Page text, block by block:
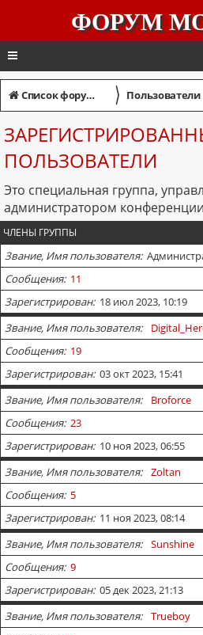
ФОРУМ
Список форумов 〉 Пользователи
ПОЛЬЗОВАТЕЛИ
Это специальная группа,
администратором
ЧЛЕНЫ ГРУППЫ
Звание, Имя пользователя
Сообщения 11
Зарегистрирован 18 июл 2023, 10:19
Звание, Имя пользователя
Сообщения 19
Зарегистрирован 03 окт 2023, 15:41
Звание, Имя пользователя
Broforce
Сообщения 23
Зарегистрирован 10 ноя 2023, 06:55
Звание, Имя пользователя
Zoltan
Сообщения 5
Зарегистрирован 11 ноя 2023, 08:14
Звание, Имя пользователя
Sunshine
Сообщения 9
Зарегистрирован 05 дек 2023, 21:13
Звание, Имя пользователя
Trueboy